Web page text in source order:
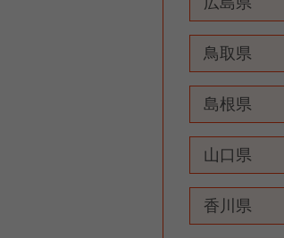
広島県
鳥取県
島根県
山口県
香川県